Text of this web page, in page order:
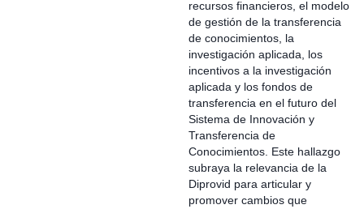
recursos financieros, el modelo
de gestión de la transferencia
de conocimientos, la
investigación aplicada, los
incentivos a la investigación
aplicada y los fondos de
transferencia en el futuro del
Sistema de Innovación y
Transferencia de
Conocimientos. Este hallazgo
subraya la relevancia de la
Diprovid para articular y
promover cambios que